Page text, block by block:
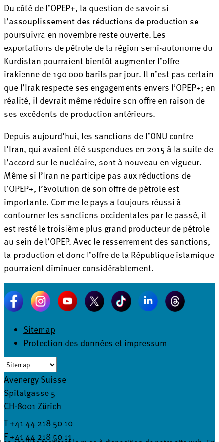
Du côté de l’OPEP+, la question de savoir si
l’assouplissement des réductions de production se
poursuivra en novembre reste ouverte. Les
exportations de pétrole de la région semi-autonome du
Kurdistan pourraient bientôt augmenter l’offre
irakienne de 190 000 barils par jour. Il n’est pas certain
que l’Irak respecte ses engagements envers l’OPEP+; en
réalité, il devrait même réduire son offre en raison de
ses excédents de production antérieurs.
Depuis aujourd’hui, les sanctions de l’ONU contre
l’Iran, qui avaient été suspendues en 2015 à la suite de
l’accord sur le nucléaire, sont à nouveau en vigueur.
Même si l’Iran ne participe pas aux réductions de
l’OPEP+, l’évolution de son offre de pétrole est
importante. Comme le pays a toujours réussi à
contourner les sanctions occidentales par le passé, il
est resté le troisième plus grand producteur de pétrole
au sein de l’OPEP. Avec le resserrement des sanctions,
la production et donc l’offre de la République islamique
pourraient diminuer considérablement.
Sitemap
Protection des données et impressum
Avenergy Suisse
Spitalgasse 5
CH-8001 Zürich
T +41 44 218 50 10
F +41 44 218 50 11